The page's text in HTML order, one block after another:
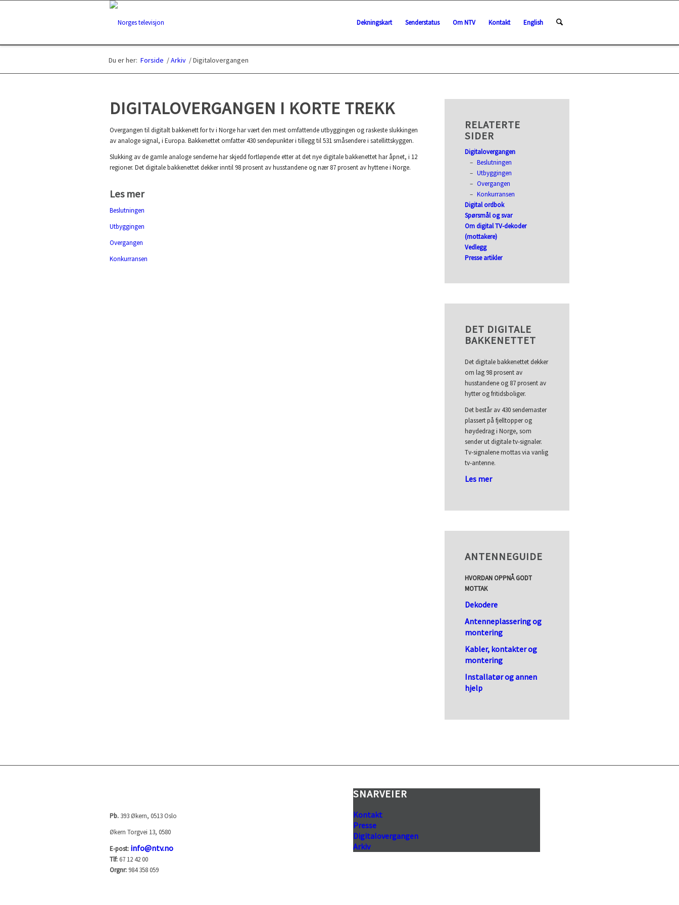
Dekningskart Senderstatus Om NTV Kontakt English
Du er her: Forside /Arkiv /Digitalovergangen
DIGITALOVERGANGEN I KORTE TREKK
Overgangen til digitalt bakkenett for tv i Norge har vært den mest omfattende utbyggingen og raskeste slukkingen
av analoge signal, i Europa. Bakkenettet omfatter 430 sendepunkter i tillegg til 531 småsendere i satellittskyggen.
Slukking av de gamle analoge senderne har skjedd fortløpende etter at det nye digitale bakkenettet har åpnet, i 12
regioner. Det digitale bakkenettet dekker inntil 98 prosent av husstandene og nær 87 prosent av hyttene i Norge.
Les mer
Beslutningen
Utbyggingen
Overgangen
Konkurransen
RELATERTE
SIDER
Digitalovergangen
Beslutningen
Utbyggingen
Overgangen
Konkurransen
Digital ordbok
Spørsmål og svar
Om digital TV-dekoder
(mottakere)
Vedlegg
Presse artikler
DET DIGITALE
BAKKENETTET
Det digitale bakkenettet dekker
om lag 98 prosent av
husstandene og 87 prosent av
hytter og fritidsboliger.
Det består av 430 sendemaster
plassert på fjelltopper og
høydedrag i Norge, som
sender ut digitale tv-signaler.
Tv-signalene mottas via vanlig
tv-antenne.
Les mer
ANTENNEGUIDE
HVORDAN OPPNÅ GODT
MOTTAK
Dekodere
Antenneplassering og
montering
Kabler, kontakter og
montering
Installatør og annen
hjelp
Pb. 393 Økern, 0513 Oslo
Økern Torgvei 13, 0580
E-post: info@ntv.no
Tlf: 67 12 42 00
Orgnr: 984 358 059
SNARVEIER
Kontakt
Presse
Digitalovergangen
Arkiv